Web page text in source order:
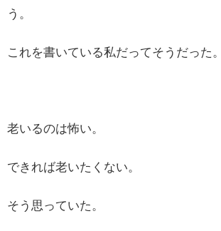
う。
これを書いている私だってそうだった。
老いるのは怖い。
できれば老いたくない。
そう思っていた。